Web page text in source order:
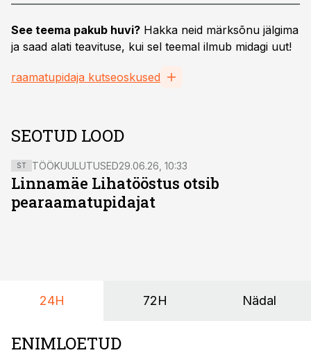
See teema pakub huvi? Hakka neid märksõnu jälgima
ja saad alati teavituse, kui sel teemal ilmub midagi uut!
raamatupidaja kutseoskused
SEOTUD LOOD
ST TÖÖKUULUTUSED29.06.26, 10:33
Linnamäe Lihatööstus otsib
pearaamatupidajat
24H 72H Nädal
ENIMLOETUD